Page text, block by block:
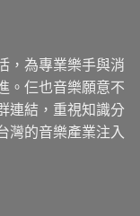
，為專業樂手與消
。仨也音樂願意不
連結，重視知識分
灣的音樂產業注入